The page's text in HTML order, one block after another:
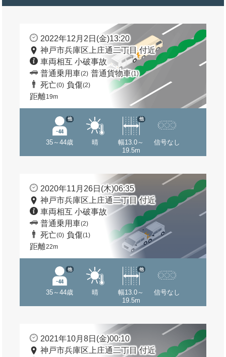
2022年12月2日(金)13:20
神戸市兵庫区上庄通二丁目 付近
車両相互 小破事故
普通乗用車(2) 普通貨物車(1)
死亡(0) 負傷(2)
距離19m
35～44歳
他
晴
幅13.0～
19.5m
他
信号なし
2020年11月26日(木)06:35
神戸市兵庫区上庄通二丁目 付近
車両相互 小破事故
普通乗用車(2)
死亡(0) 負傷(1)
距離22m
35～44歳
他
晴
幅13.0～
19.5m
他
信号なし
2021年10月8日(金)00:10
神戸市兵庫区上庄通二丁目 付近